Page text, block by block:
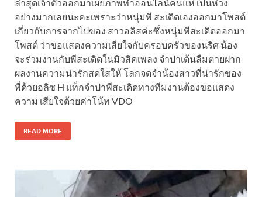
ล่าสุดเจ้าตัวออกมาเผยภาพทำออนไลน์คนแห่ เป็นห่วง
อย่างมากเลยนะคะเพราะว่าหนุ่มพี สะเดิดเองออกมาโพสต์
เกี่ยวกับการจากไปของ สาวอลิสค่ะซึ่งหนุ่มพีสะเดิดออกมา
โพสต์ ว่าขอแสดงความเสียใจกับครอบครัวของนริศ น้อง
จะร่วมงานกับพีสะเดิดในมิวสิคเพลง จำปาเต้นลืมตายฝาก
ผลงานความน่ารักสดใสให้ โลกจดจำน้องสาวที่น่ารักของ
พี่ด้วยอลิซ H แท็กจำปาพีสะเดิดทางทีมงานต้องขอแสดง
ความ เสียใจด้วยค่าโน้ท VDO
READ MORE